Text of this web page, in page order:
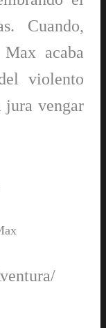
Cuando,
acaba
violento
jura vengar